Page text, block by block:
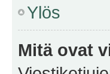
Ylös
Mitä ovat